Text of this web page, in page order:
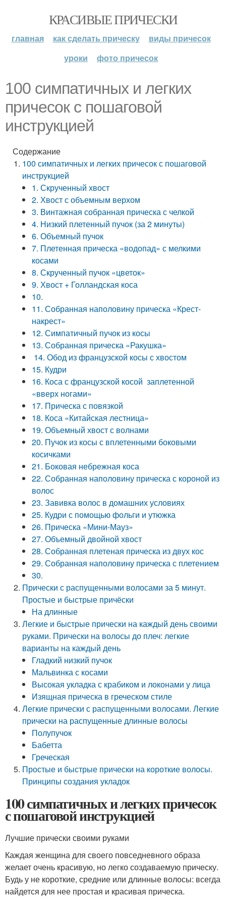
КРАСИВЫЕ ПРИЧЕСКИ
главная как сделать прическу
виды причесок
уроки
фото причесок
100 симпатичных и легких
причесок с пошаговой
инструкцией
Содержание
100 симпатичных и легких причесок с пошаговой
инструкцией
1. Скрученный хвост
2. Хвост с объемным верхом
3. Винтажная собранная прическа с челкой
4. Низкий плетенный пучок (за 2 минуты)
6. Объемный пучок
7. Плетенная прическа «водопад» с мелкими
косами
8. Скрученный пучок «цветок»
9. Хвост + Голландская коса
10.
11. Собранная наполовину прическа «Крест-
накрест»
12. Симпатичный пучок из косы
13. Собранная прическа «Ракушка»
14. Обод из французской косы с хвостом
15. Кудри
16. Коса с французской косой заплетенной
«вверх ногами»
17. Прическа с повязкой
18. Коса «Китайская лестница»
19. Объемный хвост с волнами
20. Пучок из косы с вплетенными боковыми
косичками
21. Боковая небрежная коса
22. Собранная наполовину прическа с короной из
волос
23. Завивка волос в домашних условиях
25. Кудри с помощью фольги и утюжка
26. Прическа «Мини-Мауз»
27. Объемный двойной хвост
28. Собранная плетеная прическа из двух кос
29. Собранная наполовину прическа с плетением
30.
Прически с распущенными волосами за 5 минут.
Простые и быстрые причёски
На длинные
Легкие и быстрые прически на каждый день своими
руками. Прически на волосы до плеч: легкие
варианты на каждый день
Гладкий низкий пучок
Мальвинка с косами
Высокая укладка с крабиком и локонами у лица
Изящная прическа в греческом стиле
Легкие прически с распущенными волосами. Легкие
прически на распущенные длинные волосы
Полупучок
Бабетта
Греческая
Простые и быстрые прически на короткие волосы.
Принципы создания укладок
100 симпатичных и легких причесок
с пошаговой инструкцией
Лучшие прически своими руками
Каждая женщина для своего повседневного образа
желает очень красивую, но легко создаваемую прическу.
Будь у не короткие, средние или длинные волосы: всегда
найдется для нее простая и красивая прическа.